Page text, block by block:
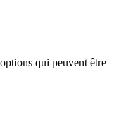
qui peuvent être